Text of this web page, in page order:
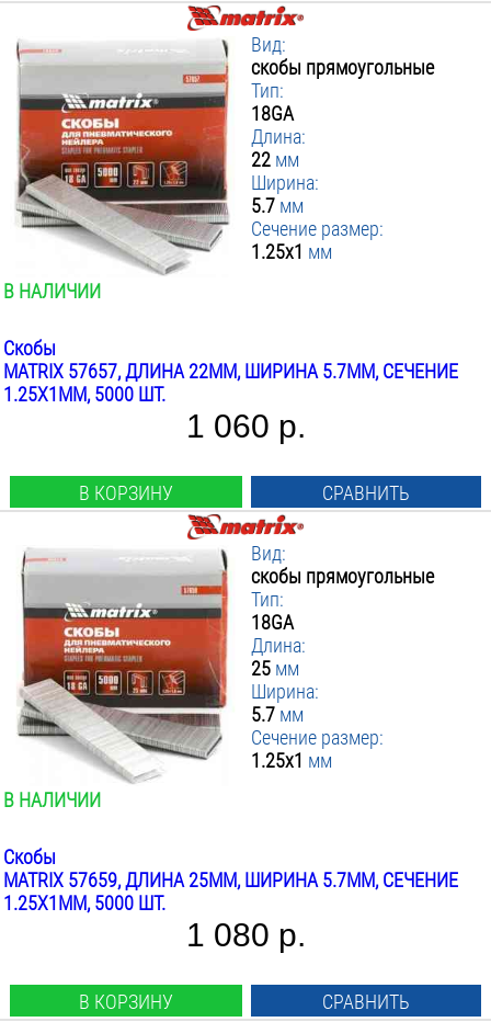
Вид:
скобы прямоугольные
Тип:
18GA
Длина:
22 мм
Ширина:
5.7 мм
Сечение размер:
1.25x1 мм
В НАЛИЧИИ
Скобы
MATRIX 57657, ДЛИНА 22ММ, ШИРИНА 5.7ММ, СЕЧЕНИЕ
1.25X1ММ, 5000 ШТ.
1 060 р.
В КОРЗИНУ СРАВНИТЬ
Вид:
скобы прямоугольные
Тип:
18GA
Длина:
25 мм
Ширина:
5.7 мм
Сечение размер:
1.25x1 мм
В НАЛИЧИИ
Скобы
MATRIX 57659, ДЛИНА 25ММ, ШИРИНА 5.7ММ, СЕЧЕНИЕ
1.25X1ММ, 5000 ШТ.
1 080 р.
В КОРЗИНУ СРАВНИТЬ